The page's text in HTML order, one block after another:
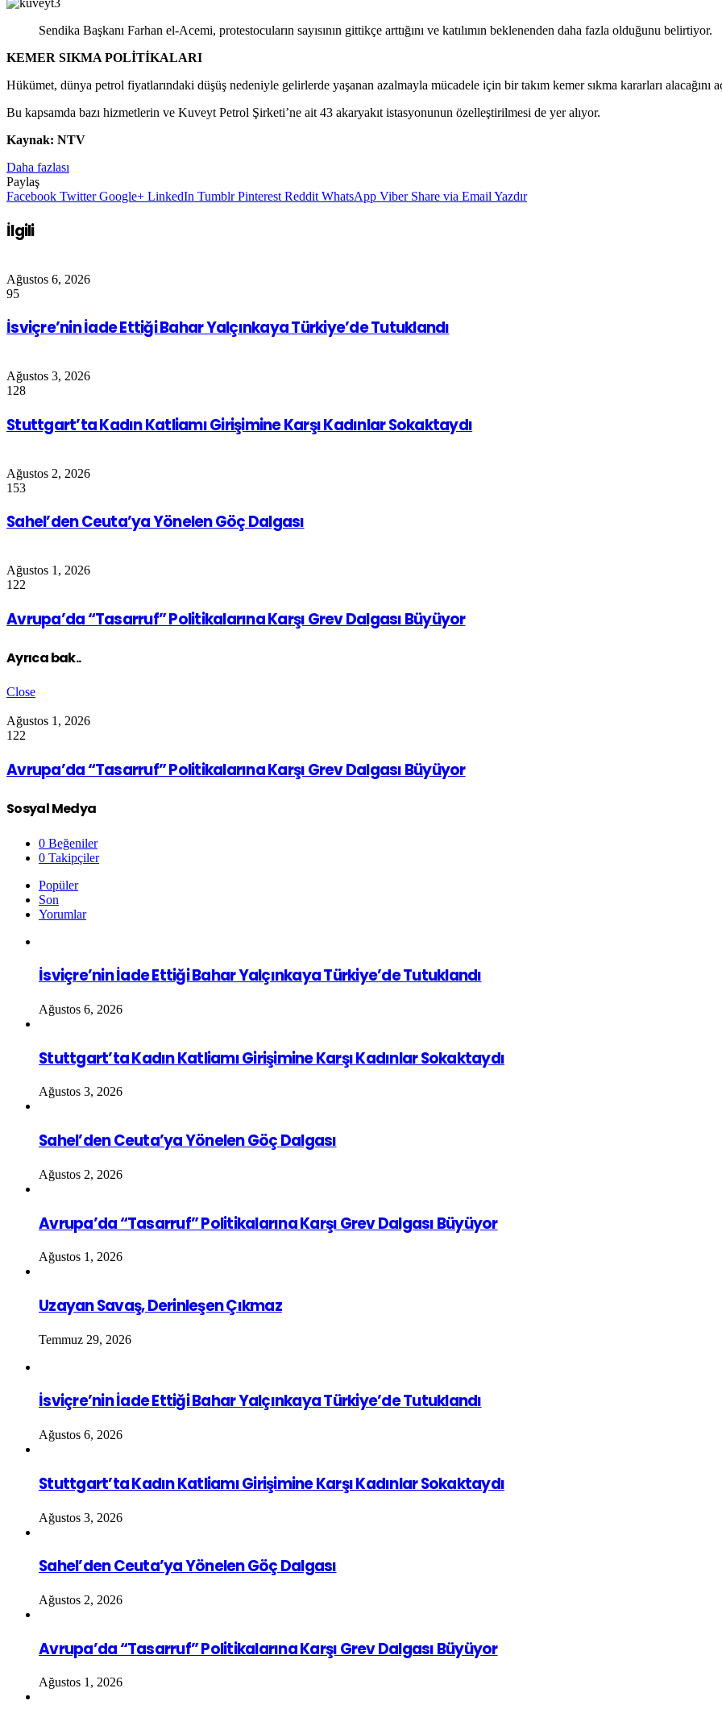
Sendika Başkanı Farhan el-Acemi, protestocuların sayısının gittikçe arttığını ve katılımın beklenenden daha fazla olduğunu belirtiyor.
KEMER SIKMA POLİTİKALARI
Hükümet, dünya petrol fiyatlarındaki düşüş nedeniyle gelirlerde yaşanan azalmayla mücadele için bir takım kemer sıkma kararları alacağını
Bu kapsamda bazı hizmetlerin ve Kuveyt Petrol Şirketi’ne ait 43 akaryakıt istasyonunun özelleştirilmesi de yer alıyor.
Kaynak: NTV
Daha fazlası
Paylaş
Facebook Twitter Google+ LinkedIn Tumblr Pinterest Reddit WhatsApp Viber Share via Email Yazdır
İlgili
Ağustos 6, 2026
95
İsviçre’nin İade Ettiği Bahar Yalçınkaya Türkiye’de Tutuklandı
Ağustos 3, 2026
128
Stuttgart’ta Kadın Katliamı Girişimine Karşı Kadınlar Sokaktaydı
Ağustos 2, 2026
153
Sahel’den Ceuta’ya Yönelen Göç Dalgası
Ağustos 1, 2026
122
Avrupa’da “Tasarruf” Politikalarına Karşı Grev Dalgası Büyüyor
Ayrıca bak..
Close
Ağustos 1, 2026
122
Avrupa’da “Tasarruf” Politikalarına Karşı Grev Dalgası Büyüyor
Sosyal Medya
0 Beğeniler
0 Takipçiler
Popüler
Son
Yorumlar
İsviçre’nin İade Ettiği Bahar Yalçınkaya Türkiye’de Tutuklandı
Ağustos 6, 2026
Stuttgart’ta Kadın Katliamı Girişimine Karşı Kadınlar Sokaktaydı
Ağustos 3, 2026
Sahel’den Ceuta’ya Yönelen Göç Dalgası
Ağustos 2, 2026
Avrupa’da “Tasarruf” Politikalarına Karşı Grev Dalgası Büyüyor
Ağustos 1, 2026
Uzayan Savaş, Derinleşen Çıkmaz
Temmuz 29, 2026
İsviçre’nin İade Ettiği Bahar Yalçınkaya Türkiye’de Tutuklandı
Ağustos 6, 2026
Stuttgart’ta Kadın Katliamı Girişimine Karşı Kadınlar Sokaktaydı
Ağustos 3, 2026
Sahel’den Ceuta’ya Yönelen Göç Dalgası
Ağustos 2, 2026
Avrupa’da “Tasarruf” Politikalarına Karşı Grev Dalgası Büyüyor
Ağustos 1, 2026